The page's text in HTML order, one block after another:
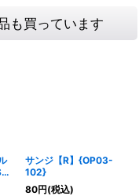
も買っています
サンジ【R】{OP03-
102}
80円(税込)